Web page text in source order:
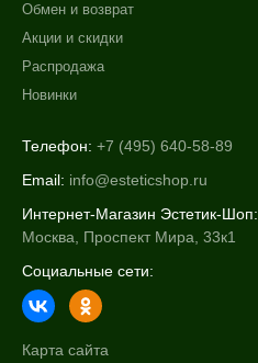
Обмен и возврат
Акции и скидки
Распродажа
Новинки
Телефон: +7 (495) 640-58-89
Email: info@esteticshop.ru
Интернет-Магазин Эстетик-Шоп:
Москва, Проспект Мира, 33к1
Социальные сети:
Карта сайта